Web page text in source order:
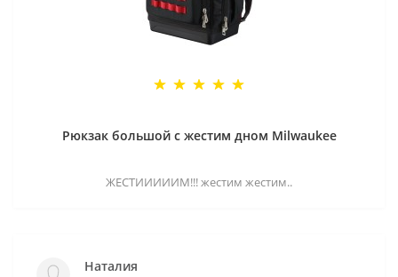
Рюкзак большой с жестим дном Milwaukee
ЖЕСТИИИИИМ!!! жестим жестим..
Наталия